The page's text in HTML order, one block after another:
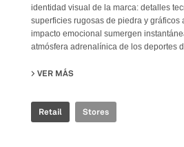
identidad visual de la marca: detalles
superficies rugosas de piedra y gráficos
impacto emocional sumergen
atmósfera adrenalínica de los deportes
VER MÁS
Retail Stores